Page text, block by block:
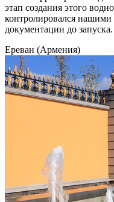
этап создания этого
контролировался
документации до запуска.
Ереван (Армения)